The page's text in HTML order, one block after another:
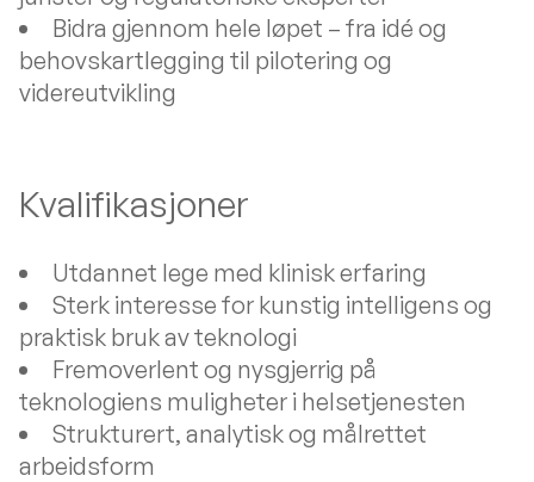
Bidra gjennom hele løpet – fra idé og
behovskartlegging til pilotering og
videreutvikling
Kvalifikasjoner
Utdannet lege med klinisk erfaring
Sterk interesse for kunstig intelligens og
praktisk bruk av teknologi
Fremoverlent og nysgjerrig på
teknologiens muligheter i helsetjenesten
Strukturert, analytisk og målrettet
arbeidsform